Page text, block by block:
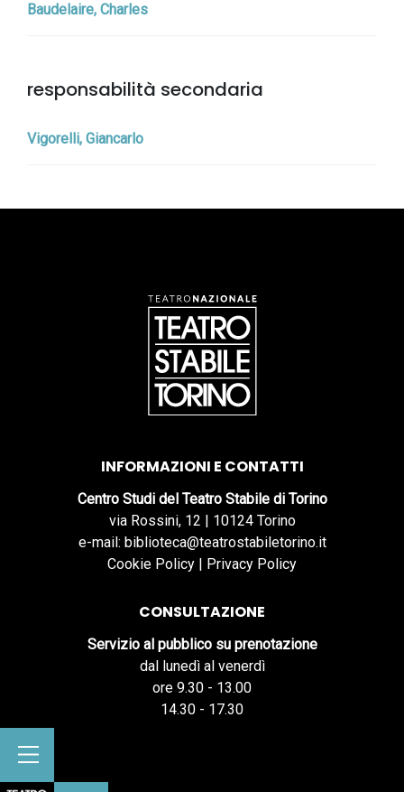
Baudelaire, Charles
responsabilità secondaria
Vigorelli, Giancarlo
INFORMAZIONI E CONTATTI
Centro Studi del Teatro Stabile di Torino
via Rossini, 12 | 10124 Torino
e-mail: biblioteca@teatrostabiletorino.it
Cookie Policy | Privacy Policy
CONSULTAZIONE
Servizio al pubblico su prenotazione
dal lunedì al venerdì
ore 9.30 - 13.00
14.30 - 17.30